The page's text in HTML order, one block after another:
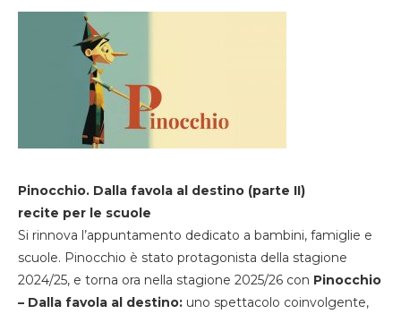
Pinocchio. Dalla favola al destino (parte II)
recite per le scuole
Si rinnova l’appuntamento dedicato a bambini, famiglie e
scuole. Pinocchio è stato protagonista della stagione
2024/25, e torna ora nella stagione 2025/26 con Pinocchio
– Dalla favola al destino: uno spettacolo coinvolgente,